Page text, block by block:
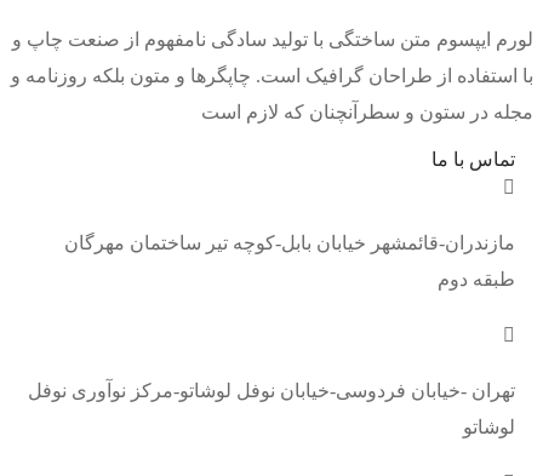
ایپسوم متن ساختگی با تولید سادگی نامفهوم از صنعت چاپ و
از طراحان گرافیک است. چاپگرها و متون بلکه روزنامه و
در ستون و سطرآنچنان که لازم است
با ما
قائمشهر خیابان بابل-کوچه تیر ساختمان مهرگان
دوم
-خیابان فردوسی-خیابان نوفل لوشاتو-مرکز نوآوری نوفل